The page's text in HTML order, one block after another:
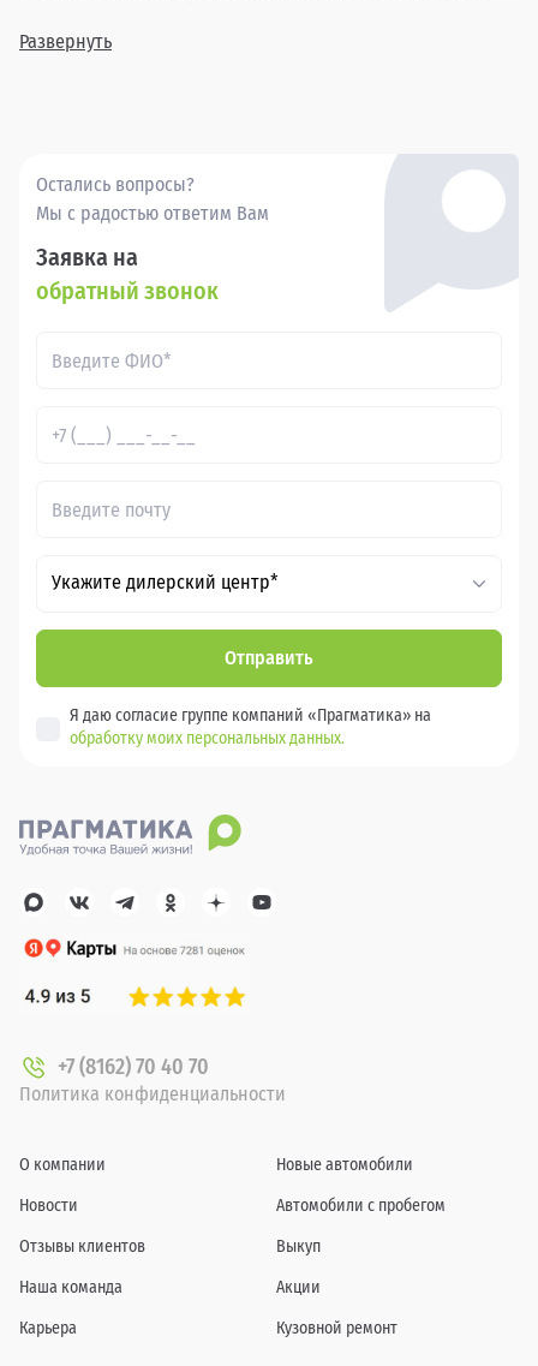
вам прозрачную сделку и удовлетворение от выбора.
Развернуть
Остались вопросы?
Мы с радостью ответим Вам
Заявка на
обратный звонок
Укажите дилерский центр*
Отправить
Я даю согласие группе компаний «Прагматика» на
обработку моих персональных данных.
+7 (8162) 70 40 70
Политика конфиденциальности
О компании
Новости
Отзывы клиентов
Наша команда
Карьера
Новые автомобили
Автомобили с пробегом
Выкуп
Акции
Кузовной ремонт